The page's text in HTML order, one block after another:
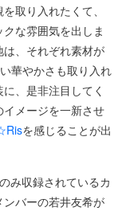
取り入れたくて、
な雰囲気を出しま
、それぞれ素材が
華やかさも取り入れ
、是非注目してく
メージを一新させ
を感じることが出
み収録されているカ
バーの若井友希が